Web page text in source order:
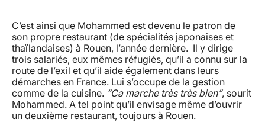
C’est ainsi que Mohammed est devenu le patron de
son propre restaurant (de spécialités japonaises et
thaïlandaises) à Rouen, l’année dernière. Il y dirige
trois salariés, eux mêmes réfugiés, qu’il a connu sur la
route de l’exil et qu’il aide également dans leurs
démarches en France. Lui s’occupe de la gestion
comme de la cuisine. “Ca marche très très bien”, sourit
Mohammed. A tel point qu’il envisage même d’ouvrir
un deuxième restaurant, toujours à Rouen.